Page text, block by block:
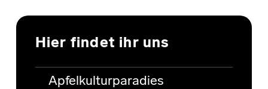
Hier findet ihr uns
Apfelkulturparadies